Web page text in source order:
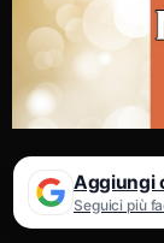
Aggiungi
Seguici più